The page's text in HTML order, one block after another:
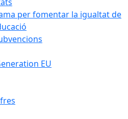
per fomentar la igualtat de
EU